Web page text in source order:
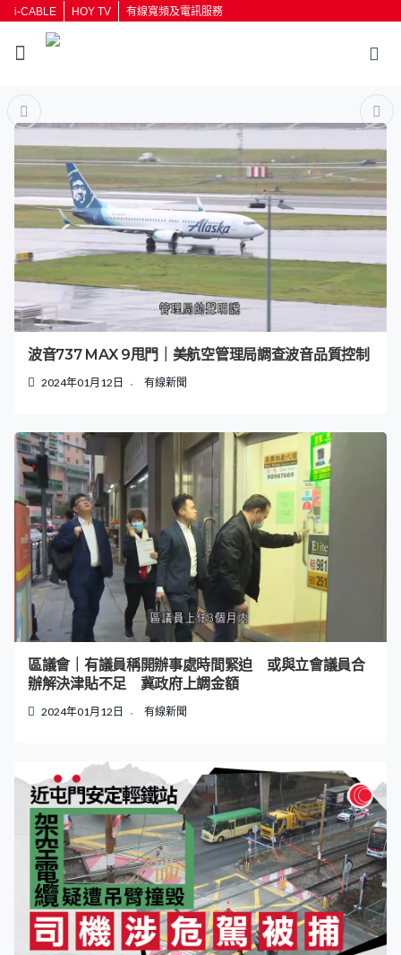
i-CABLE HOY TV 有線寬頻及電訊服務
按輸入鍵開始搜尋
波音737 MAX 9甩門｜美航空管理局調查波音品質控制
2024年01月12日 有線新聞
區議會｜有議員稱開辦事處時間緊迫 或與立會議員合
辦解決津貼不足 冀政府上調金額
2024年01月12日 有線新聞